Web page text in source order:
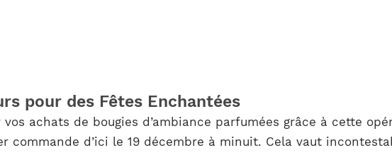
pour des Fêtes Enchantées
vos achats de bougies d’ambiance parfumées grâce à cette
commande d’ici le 19 décembre à minuit. Cela vaut